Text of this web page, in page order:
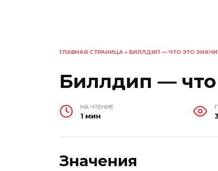
ГЛАВНАЯ СТРАНИЦА » БИЛЛДИП — ЧТО ЭТО
Биллдип — что
НА ЧТЕНИЕ
1 мин
Значения